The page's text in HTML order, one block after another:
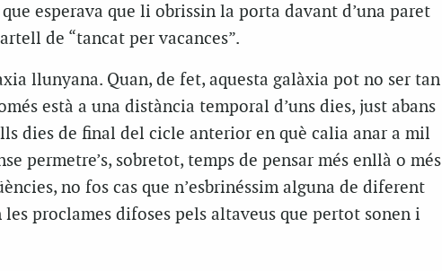
esperava que li obrissin la porta davant d’una paret
de “tancat per vacances”.
llunyana. Quan, de fet, aquesta galàxia pot no ser tan
està a una distància temporal d’uns dies, just abans
dies de final del cicle anterior en què calia anar a mil
permetre’s, sobretot, temps de pensar més enllà o més
no fos cas que n’esbrinéssim alguna de diferent
proclames difoses pels altaveus que pertot sonen i